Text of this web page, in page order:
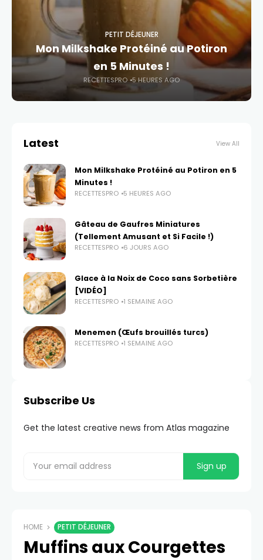
PETIT DÉJEUNER
Mon Milkshake Protéiné au Potiron
en 5 Minutes !
RECETTESPRO 5 HEURES AGO
Latest View All
Mon Milkshake Protéiné au Potiron en 5
Minutes !
RECETTESPRO 5 HEURES AGO
Gâteau de Gaufres Miniatures
(Tellement Amusant et Si Facile !)
RECETTESPRO 6 JOURS AGO
Glace à la Noix de Coco sans Sorbetière
[VIDÉO]
RECETTESPRO 1 SEMAINE AGO
Menemen (Œufs brouillés turcs)
RECETTESPRO 1 SEMAINE AGO
Subscribe Us
Get the latest creative news from Atlas magazine
HOME PETIT DÉJEUNER
Muffins aux Courgettes